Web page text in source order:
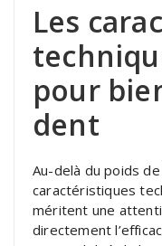
Les
pour
dent
Au-delà du poids
caractéristiques
méritent une
directement